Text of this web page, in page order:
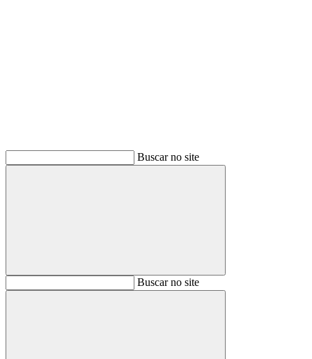
Buscar no site
BuscarBuscar no site